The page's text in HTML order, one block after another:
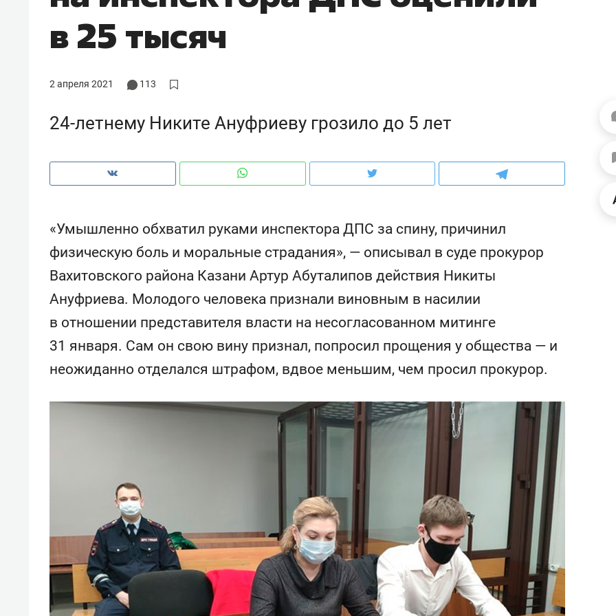
в 25 тысяч
2 апреля 2021 113
24-летнему Никите Ануфриеву грозило до 5 лет
«Умышленно обхватил руками инспектора ДПС за спину, причинил
физическую боль и моральные страдания», — описывал в суде прокурор
Вахитовского района Казани Артур Абуталипов действия Никиты
Ануфриева. Молодого человека признали виновным в насилии
в отношении представителя власти на несогласованном митинге
31 января. Сам он свою вину признал, попросил прощения у общества — и
неожиданно отделался штрафом, вдвое меньшим, чем просил прокурор.
рынки, почему надо знать аксакалов и
о трехкратном росте цен, дотошных
Рекомендуем
Оставить шум за волной: как
строят тишину в казанском
ЖК «Заря»
Рекомендуем
Психотерапевт «Фороса»:
«Директорский невроз» –
когда человек не считает
свою сверхнагрузку
стрессом»
Рекомендуем
Дизайнер-прораб
с мебелью за 2
для меня это